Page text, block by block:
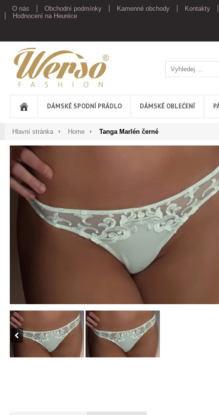
O nás Obchodní podmínky Kamenné obchody
Kontakty
Hodnocení na Heuréce
Werso
DÁMSKÉ SPODNÍ PRÁDLO DÁMSKÉ OBLEČENÍ
Hlavní stránka Home Tanga Marlén černé